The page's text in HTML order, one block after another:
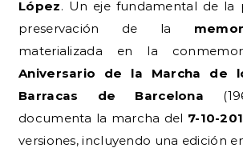
López. Un eje fundamental de la
preservación de la
materializada en la
Aniversario de la Marcha de
Barracas de Barcelona
documenta la marcha del 7-10-
versiones, incluyendo una edición